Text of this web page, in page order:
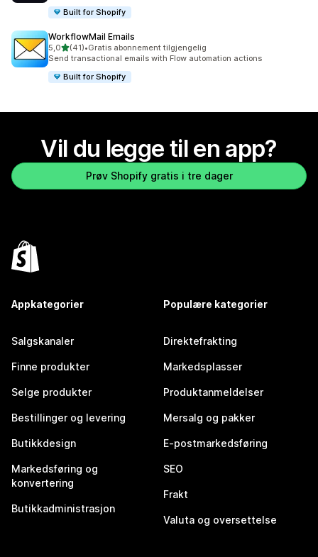
Built for Shopify
WorkflowMail Emails
5,0av 5 stjerner
(41)
Totalt 41 omtaler
•Gratis abonnement tilgjengelig
Send transactional emails with Flow automation actions
Built for Shopify
Vil du legge til en app?
Prøv Shopify gratis i tre dager
Appkategorier
Salgskanaler
Finne produkter
Selge produkter
Bestillinger og levering
Butikkdesign
Markedsføring og
konvertering
Butikkadministrasjon
Populære kategorier
Direktefrakting
Markedsplasser
Produktanmeldelser
Mersalg og pakker
E-postmarkedsføring
SEO
Frakt
Valuta og oversettelse